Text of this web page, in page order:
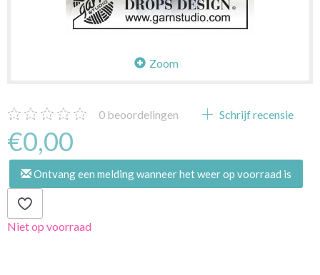
Zoom
0 beoordelingen Schrijf recensie
€0,00
Ontvang een melding wanneer het weer op voorraad is
Niet op voorraad